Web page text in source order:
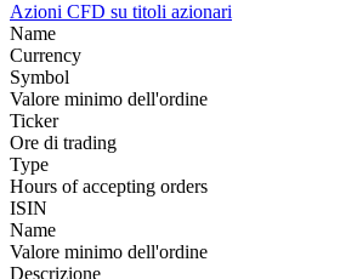
Azioni CFD su titoli azionari
Name
Currency
Symbol
Valore minimo dell'ordine
Ticker
Ore di trading
Type
Hours of accepting orders
ISIN
Name
Valore minimo dell'ordine
Descrizione